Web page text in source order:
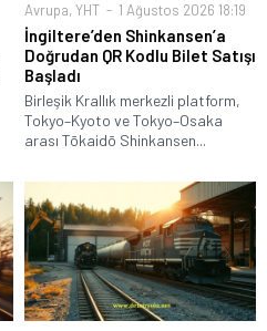
Avrupa, YHT 1 Ağustos 2026 18:19
İngiltere’den Shinkansen’a
Doğrudan QR Kodlu Bilet Satışı
Başladı
Birleşik Krallık merkezli platform,
Tokyo–Kyoto ve Tokyo–Osaka
arası Tōkaidō Shinkansen...